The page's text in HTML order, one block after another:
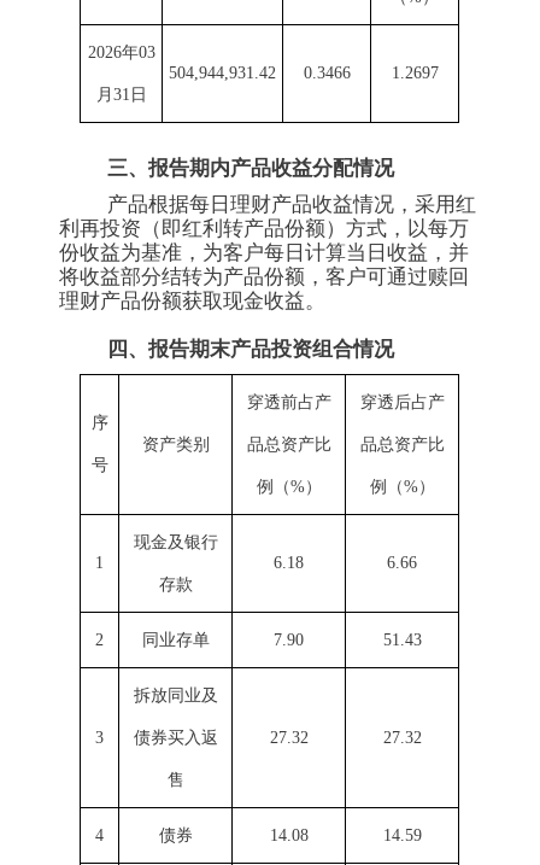
2026年03
月31日
504,944,931.42 0.3466 1.2697
三、报告期内产品收益分配情况
产品根据每日理财产品收益情况，采用红
利再投资（即红利转产品份额）方式，以每万
份收益为基准，为客户每日计算当日收益，并
将收益部分结转为产品份额，客户可通过赎回
理财产品份额获取现金收益。
四、报告期末产品投资组合情况
序
号
资产类别
穿透前占产
品总资产比
例（%）
穿透后占产
品总资产比
例（%）
1
现金及银行
存款
6.18 6.66
2 同业存单 7.90 51.43
3
拆放同业及
债券买入返
售
27.32 27.32
4 债券 14.08 14.59